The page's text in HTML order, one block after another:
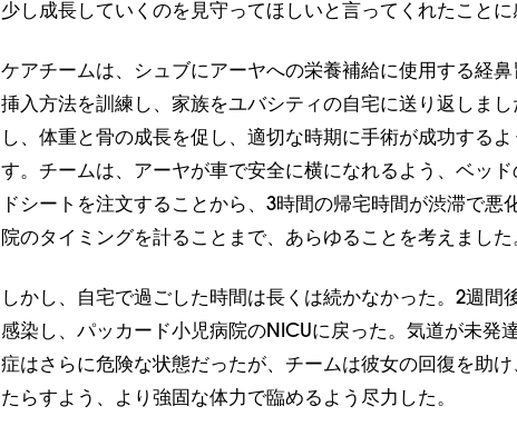
少し成長していくのを見守ってほしいと言ってくれたことに
ケアチームは、シュブにアーヤへの栄養補給に使用する経
挿入方法を訓練し、家族をユバシティの自宅に送り返しま
し、体重と骨の成長を促し、適切な時期に手術が成功する
す。チームは、アーヤが車で安全に横になれるよう、ベッ
ドシートを注文することから、3時間の帰宅時間が渋滞で悪
院のタイミングを計ることまで、あらゆることを考えました
しかし、自宅で過ごした時間は長くは続かなかった。2週間
感染し、パッカード小児病院のNICUに戻った。気道が未発
症はさらに危険な状態だったが、チームは彼女の回復を助
たらすよう、より強固な体力で臨めるよう尽力した。